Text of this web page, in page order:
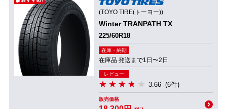
(TOYO TIRE(トーヨー))
Winter TRANPATH TX
225/60R18
在庫・納期
在庫品 発送まで1日〜2日
レビュー
3.66 (6件)
販売価格